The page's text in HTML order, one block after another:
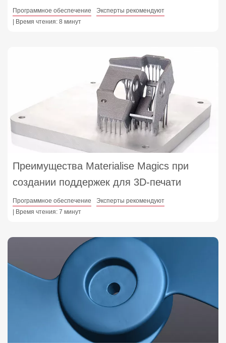
Программное обеспечение
Эксперты рекомендуют
| Время чтения: 8 минут
Преимущества Materialise Magics при
создании поддержек для 3D-печати
Программное обеспечение
Эксперты рекомендуют
| Время чтения: 7 минут